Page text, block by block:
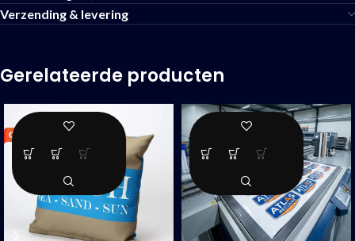
Verzending & levering
Gerelateerde producten